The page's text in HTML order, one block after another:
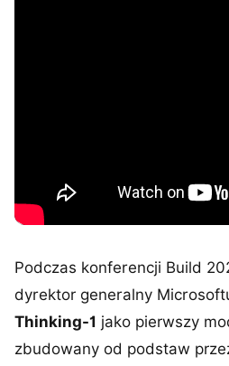
Podczas konferencji Build
dyrektor generalny
Thinking-1 jako pierwszy
zbudowany od podstaw